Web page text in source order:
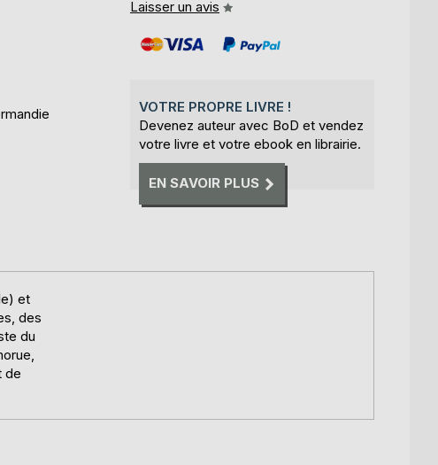
Laisser un avis
VOTRE PROPRE LIVRE !
Devenez auteur avec BoD et vendez
votre livre et votre ebook en librairie.
EN SAVOIR PLUS
et
des
du
de